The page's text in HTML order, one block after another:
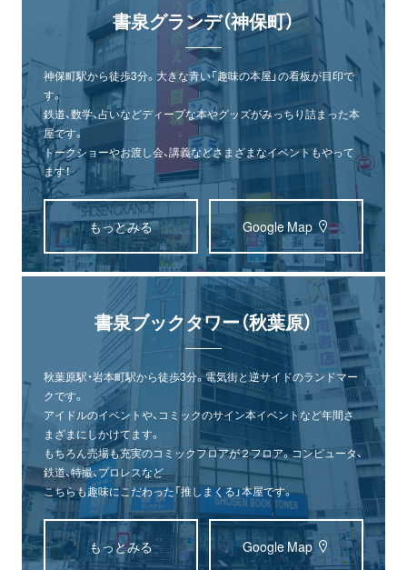
書泉グランデ（神保町）
神保町駅から徒歩3分。大きな青い「趣味の本屋」の看板が目印で
す。
鉄道、数学、占いなどディープな本やグッズがみっちり詰まった本
屋です。
トークショーやお渡し会、講義などさまざまなイベントもやって
ます！
もっとみる Google Map
書泉ブックタワー（秋葉原）
秋葉原駅・岩本町駅から徒歩3分。電気街と逆サイドのランドマー
クです。
アイドルのイベントや、コミックのサイン本イベントなど年間さ
まざまにしかけてます。
もちろん売場も充実のコミックフロアが２フロア。コンピュータ、
鉄道、特撮、プロレスなど
こちらも趣味にこだわった「推しまくる」本屋です。
もっとみる Google Map
オンライン
ショップ
書泉グランデ
（神保町）
書泉ブックタワー
（秋葉原）